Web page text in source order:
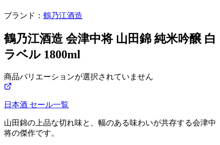
ブランド： 鶴乃江酒造
鶴乃江酒造 会津中将 山田錦 純米吟醸 白
ラベル 1800ml
商品バリエーションが選択されていません
日本酒 セール一覧
山田錦の上品な切れ味と、幅のある味わいが共存する会津中
将の傑作です。